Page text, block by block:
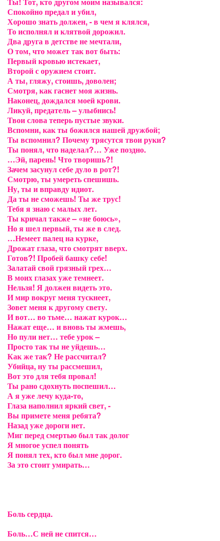
Спокойно предал и убил,
Хорошо знать должен, - в чем я клялся,
То исполнял и клятвой дорожил.
Два друга в детстве не мечтали,
О том, что может так вот быть:
Первый кровью истекает,
Второй с оружием стоит.
А ты, гляжу, стоишь, доволен;
Смотря, как гаснет моя жизнь.
Наконец, дождался моей крови.
Ликуй, предатель – улыбнись!
Твои слова теперь пустые звуки.
Вспомни, как ты божился нашей дружбой;
Ты вспомнил? Почему трясутся твои руки?
Ты понял, что наделал?… Уже поздно.
…Эй, парень! Что творишь?!
Зачем засунул себе дуло в рот?!
Смотрю, ты умереть спешишь.
Ну, ты и вправду идиот.
Да ты не сможешь! Ты же трус!
Тебя я знаю с малых лет.
Ты кричал также – «не боюсь»,
Но я шел первый, ты же в след.
…Немеет палец на курке,
Дрожат глаза, что смотрят вверх.
Готов?! Пробей башку себе!
Залатай свой грязный грех…
В моих глазах уже темнеет.
Нельзя! Я должен видеть это.
И мир вокруг меня тускнеет,
Зовет меня к другому свету.
И вот… во тьме… нажат курок…
Нажат еще… и вновь ты жмешь,
Но пули нет… тебе урок –
Просто так ты не уйдешь…
Как же так? Не рассчитал?
Убийца, ну ты рассмешил,
Вот это для тебя провал!
Ты рано сдохнуть поспешил…
А я уже лечу куда-то,
Глаза наполнил яркий свет, -
Вы примете меня ребята?
Назад уже дороги нет.
Миг перед смертью был так долог
Я многое успел понять
Я понял тех, кто был мне дорог.
За это стоит умирать…
Боль сердца.
Боль…С ней не спится…